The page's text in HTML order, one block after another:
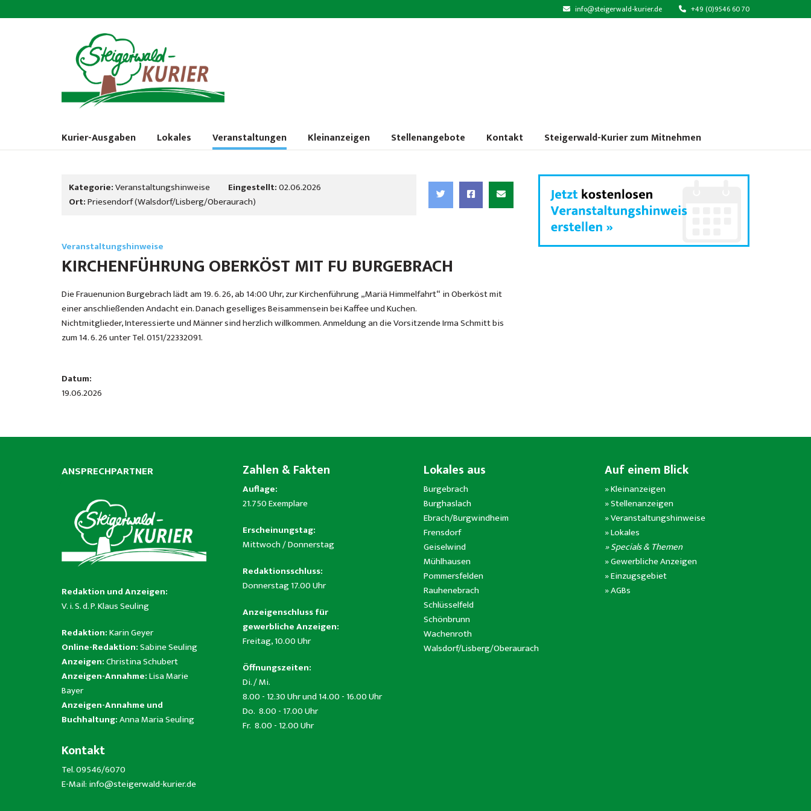
info@steigerwald-kurier.de +49 (0)9546 60 70
Kurier-Ausgaben Lokales Veranstaltungen Kleinanzeigen Stellenangebote Kontakt Steigerwald-Kurier zum Mitnehmen
Kategorie:Veranstaltungshinweise Eingestellt:02.06.2026
Ort:Priesendorf (Walsdorf/Lisberg/Oberaurach)
Veranstaltungshinweise
KIRCHENFÜHRUNG OBERKÖST MIT FU BURGEBRACH
Die Frauenunion Burgebrach lädt am 19. 6. 26, ab 14:00 Uhr, zur Kirchenführung „Mariä Himmelfahrt“ in Oberköst mit
einer anschließenden Andacht ein. Danach geselliges Beisammensein bei Kaffee und Kuchen.
Nichtmitglieder, Interessierte und Männer sind herzlich willkommen. Anmeldung an die Vorsitzende Irma Schmitt bis
zum 14. 6. 26 unter Tel. 0151/22332091.
Datum:
19.06.2026
ANSPRECHPARTNER
Redaktion und Anzeigen:
V. i. S. d. P. Klaus Seuling
Redaktion:Karin Geyer
Online-Redaktion:Sabine Seuling
Anzeigen:Christina Schubert
Anzeigen-Annahme:Lisa Marie
Bayer
Anzeigen-Annahme und
Buchhaltung:Anna Maria Seuling
Kontakt
Tel. 09546/6070
E-Mail: info@steigerwald-kurier.de
Zahlen & Fakten
Auflage:
21.750 Exemplare
Erscheinungstag:
Mittwoch / Donnerstag
Redaktionsschluss:
Donnerstag 17.00 Uhr
Anzeigenschluss für
gewerbliche Anzeigen:
Freitag, 10.00 Uhr
Öffnungszeiten:
Di. / Mi.
8.00 - 12.30 Uhr und 14.00 - 16.00 Uhr
Do. 8.00 - 17.00 Uhr
Fr. 8.00 - 12.00 Uhr
Lokales aus
Burgebrach
Burghaslach
Ebrach/Burgwindheim
Frensdorf
Geiselwind
Mühlhausen
Pommersfelden
Rauhenebrach
Schlüsselfeld
Schönbrunn
Wachenroth
Walsdorf/Lisberg/Oberaurach
Auf einem Blick
»Kleinanzeigen
»Stellenanzeigen
»Veranstaltungshinweise
»Lokales
» Specials & Themen
»Gewerbliche Anzeigen
»Einzugsgebiet
»AGBs